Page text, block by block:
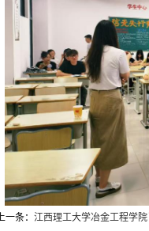
上一条： 江西理工大学冶金工程学